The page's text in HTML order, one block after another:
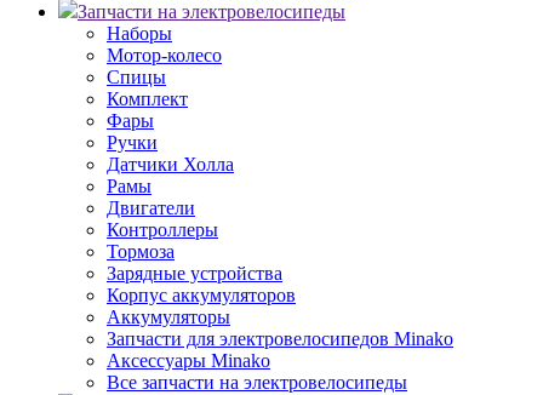
Запчасти на электровелосипеды
Наборы
Мотор-колесо
Спицы
Комплект
Фары
Ручки
Датчики Холла
Рамы
Двигатели
Контроллеры
Тормоза
Зарядные устройства
Корпус аккумуляторов
Аккумуляторы
Запчасти для электровелосипедов Minako
Аксессуары Minako
Все запчасти на электровелосипеды